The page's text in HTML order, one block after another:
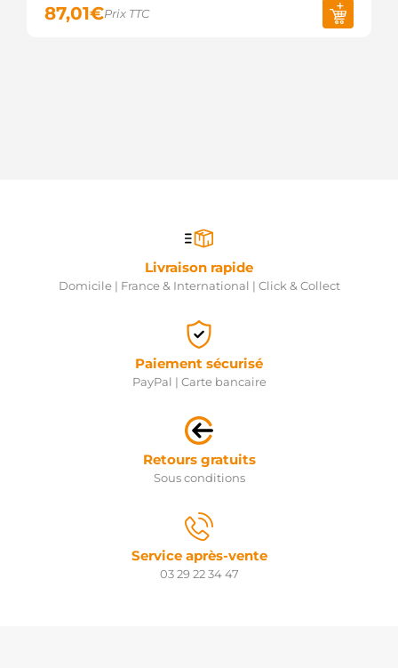
87,01€Prix TTC
Livraison rapide
Domicile | France & International | Click & Collect
Paiement sécurisé
PayPal | Carte bancaire
Retours gratuits
Sous conditions
Service après-vente
03 29 22 34 47